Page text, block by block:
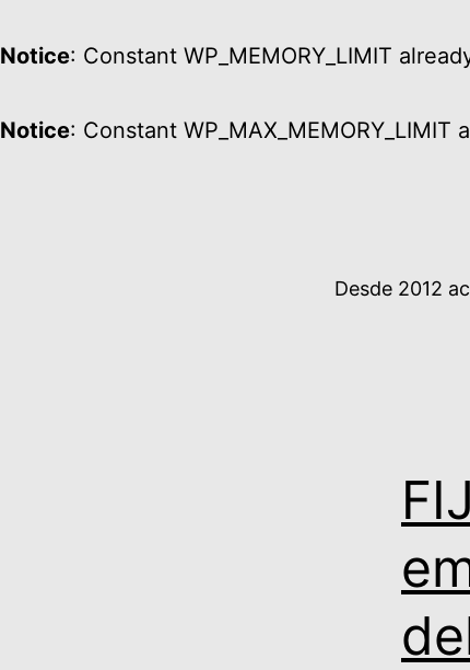
Notice: Constant WP_MEMORY_LIMIT
Notice: Constant WP_MAX_MEMORY_LIMIT
Desde 2012